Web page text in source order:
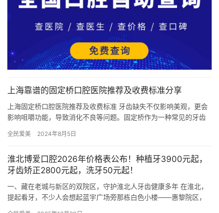
上海靠谱的固定桥口腔医院推荐及收费标准分享
上海固定桥口腔医院推荐及收费标准 牙齿缺失不仅影响美观，更会
影响咀嚼功能，导致消化不良等问题。固定桥作为一种常见的牙齿
腔医…
全民爱美 2024年8月5日
淮北博爱口腔2026年价格表公布！种植牙3900元起，
牙齿矫正2800元起，洗牙50元起！
一、藏在老城与新区的双院区，守护淮北人牙齿健康多年 在淮北，
提起看牙，不少人会想起蓝宇广场旁那栋白色小楼——惠黎院区，